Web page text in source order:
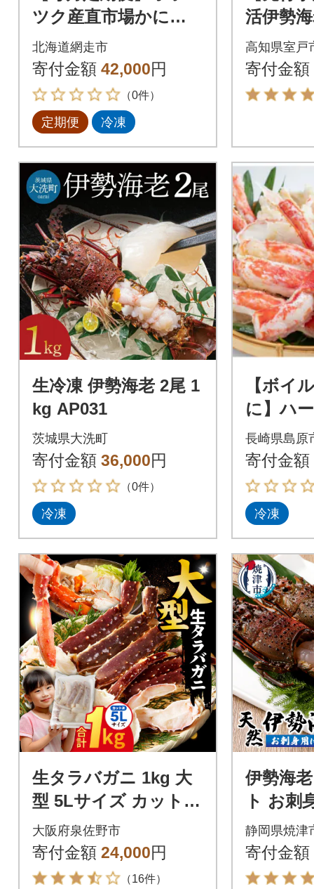
ツク産直市場かにや
の美味定期便(帆立・
きんきとホッケ・タ
ラバ蟹とイクラ)全3回
北海道網走市
寄付金額 42,000円
（0件）
定期便 冷凍
活伊勢
シピ、
海老
高知県室戸
寄付金額
生冷凍 伊勢海老 2尾 1
kg AP031
茨城県大洗町
寄付金額 36,000円
（0件）
冷凍
【ボイ
に】ハ
ン W
2(化粧
長崎県島原
寄付金額
冷凍
生タラバガニ 1kg 大
型 5Lサイズ カット済
み 訳あり 規格外
大阪府泉佐野市
寄付金額 24,000円
（16件）
伊勢海
ト お刺
(a30-
静岡県焼津
寄付金額